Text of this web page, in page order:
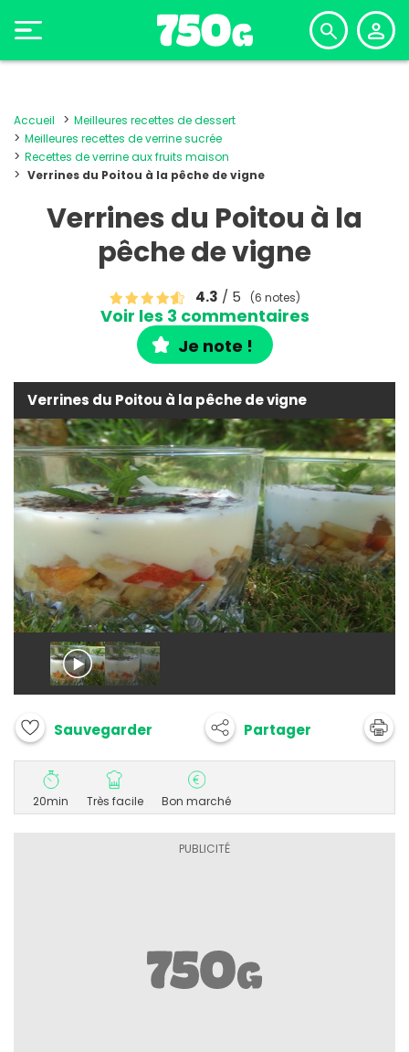
Accueil
Meilleures recettes de dessert
Meilleures recettes de verrine sucrée
Recettes de verrine aux fruits maison
Verrines du Poitou à la pêche de vigne
Verrines du Poitou à la
pêche de vigne
4.3 / 5 (6 notes)
Voir les 3 commentaires
Je note !
Verrines du Poitou à la pêche de vigne
Sauvegarder Partager
20min Très facile Bon marché